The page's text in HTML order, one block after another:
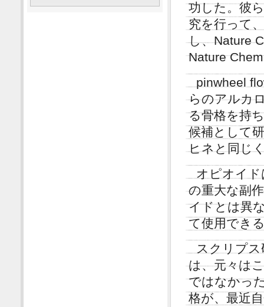
功した。彼
究を行って
し、Nature
Nature
pinwheel
らのアルカ
る骨格を持
候補として
ヒネと同じ
オピオイ
の重大な副
イドとは異
て使用でき
スクリプ
は、元々は
ではなかっ
格が、最近